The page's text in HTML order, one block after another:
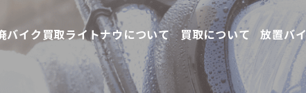
バイク買取ライトナウについて 買取について 放置バ